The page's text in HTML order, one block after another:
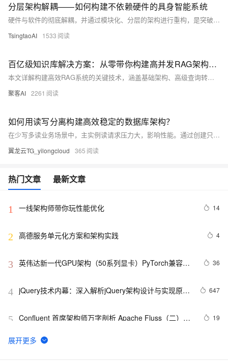
分层架构解耦——如何构建不依赖硬件的具身智能系统
硬件与软件的彻底解耦，并通过模块化、分层的架构进行重构，是突破这一瓶颈、构建通用型具身智能系统的核心基石。这种架构将具身智能系统解耦为三个核心层级：HAL、感知决策层和任务执行层。这一模式使得企业能够利用预置的技能库和低代码工具快速配置新任务，在不更换昂贵硬件的前提下，实现从清洁机器人到物流机器人的快速功能切换。本文将通过对HAL技术原理、VLA大模型和行为树等核心技术的深度剖析，并结合Google RT-X、RobotecAI RAI和NVIDIA Isaac Sim等主流框架的案例，论证这一新范式的可行性与巨大潜力，探讨硬件解耦如何将机器人从一个“工具”升级为“软件定义”的“多面手”，从而
TsingtaoAI 1533
百亿级知识库解决方案：从零带你构建高并发RAG架构（附实践代码）
本文详解构建高效RAG系统的关键技术，涵盖基础架构、高级查询转换、智能路由、索引优化、噪声控制与端到端评估，助你打造稳定、精准的检索增强生成系统。
聚客AI 2261
如何用读写分离构建高效稳定的数据库架构？
在少写多读业务场景中，主实例读请求压力大，影响性能。通过创建只读实例并使用数据库代理实现读写分离，可有效降低主实例负载，提升系统性能与可用性。本文详解配置步骤，助你构建高效稳定的数据库架构。
翼龙云TG_yilongcloud 365
热门文章 最新文章
1 一线架构师带你玩性能优化 14
2 高德服务单元化方案和架构实践 4
3 英伟达新一代GPU架构（50系列显卡）PyTorch兼容性
36
4 jQuery技术内幕：深入解析jQuery架构设计与实现原
647
5 Confluent 首席架构师万字剖析 Apache Fluss（二）：
19
6 YOLO（You only look once）的架构